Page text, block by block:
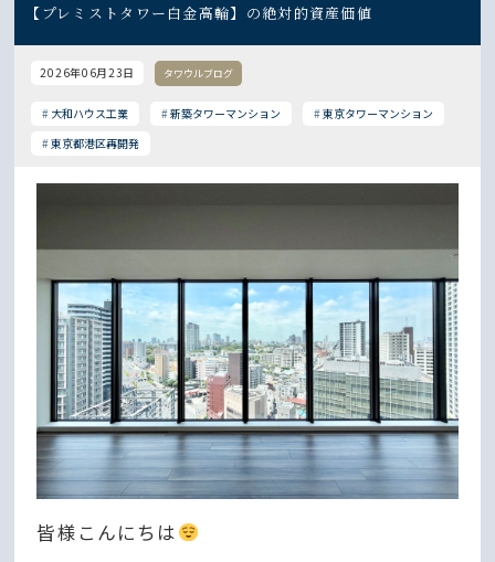
【プレミストタワー白金高輪】の絶対的資産価値
2026年06月23日 タワウルブログ
大和ハウス工業 新築タワーマンション
東京タワーマンション
東京都港区再開発
皆様こんにちは